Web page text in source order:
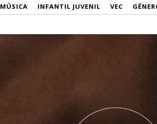
MÚSICA INFANTIL JUVENIL VEC